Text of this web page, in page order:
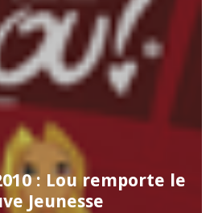
: Lou remporte le
Jeunesse